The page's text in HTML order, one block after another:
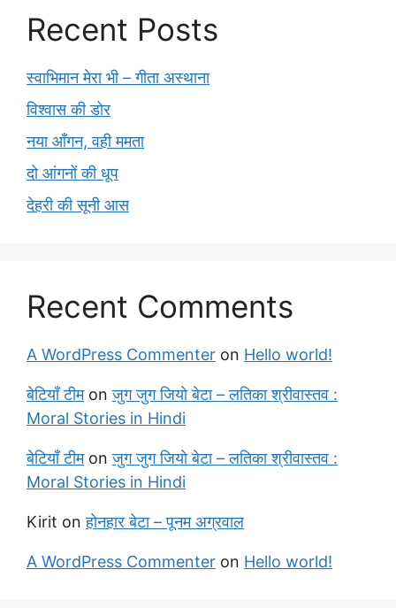
Recent Posts
स्वाभिमान मेरा भी – गीता अस्थाना
विश्वास की डोर
नया आँगन, वही ममता
दो आंगनों की धूप
देहरी की सूनी आस
Recent Comments
A WordPress Commenter on Hello world!
बेटियाँ टीमonजुग जुग जियो बेटा – लतिका श्रीवास्तव :
Moral Stories in Hindi
बेटियाँ टीमonजुग जुग जियो बेटा – लतिका श्रीवास्तव :
Moral Stories in Hindi
Kirit onहोनहार बेटा – पूनम अग्रवाल
A WordPress Commenter on Hello world!